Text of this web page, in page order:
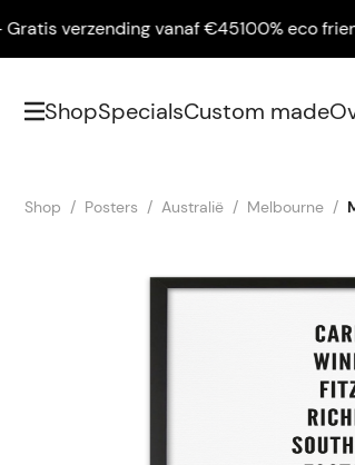
verzending vanaf €45100% eco
ShopSpecialsCustom made
Shop Posters Australië Melbourne